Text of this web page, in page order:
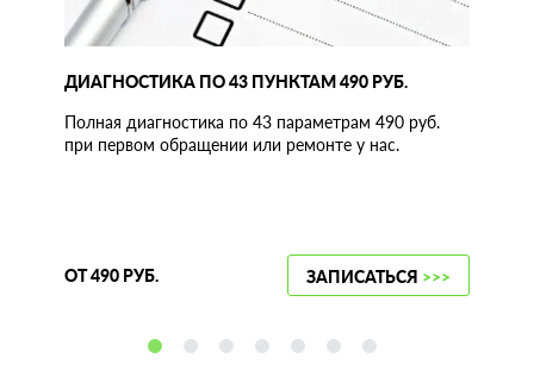
ДИАГНОСТИКА ПО 43 ПУНКТАМ 490 РУБ.
Полная диагностика по 43 параметрам 490 руб.
при первом обращении или ремонте у нас.
ОТ 490 РУБ. ЗАПИСАТЬСЯ >>>